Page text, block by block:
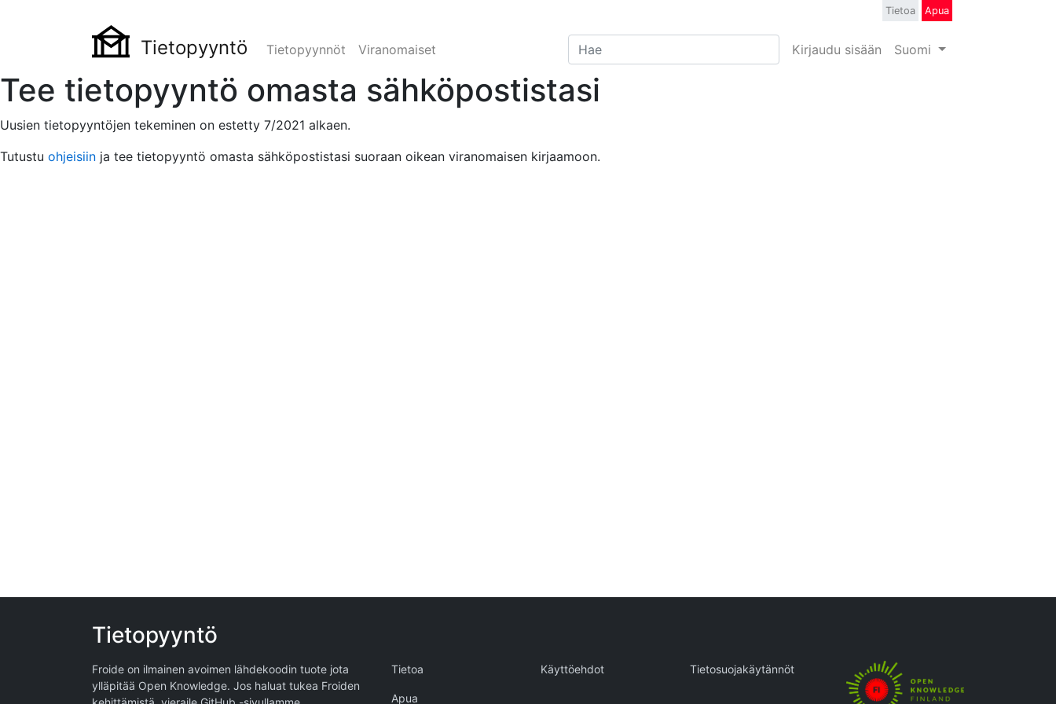
Tietopyyntö Tietopyynnöt Viranomaiset Kirjaudu sisään Suomi
Tietoa Apua
Tee tietopyyntö omasta sähköpostistasi
Uusien tietopyyntöjen tekeminen on estetty 7/2021 alkaen.
Tutustu ohjeisiin ja tee tietopyyntö omasta sähköpostistasi suoraan oikean viranomaisen kirjaamoon.
Tietopyyntö
Froide on ilmainen avoimen lähdekoodin tuote jota
ylläpitää Open Knowledge. Jos haluat tukea Froiden
Tietoa Käyttöehdot Tietosuojakäytännöt
Apua